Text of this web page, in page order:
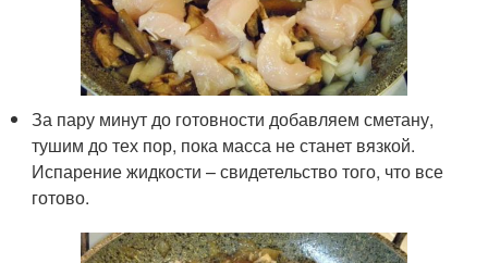
За пару минут до готовности добавляем сметану,
тушим до тех пор, пока масса не станет вязкой.
Испарение жидкости – свидетельство того, что все
готово.